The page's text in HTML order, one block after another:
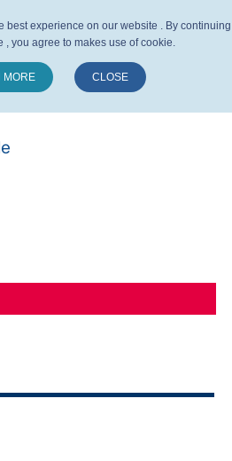
best experience on our website . By continuing
, you agree to makes use of cookie.
MORE CLOSE